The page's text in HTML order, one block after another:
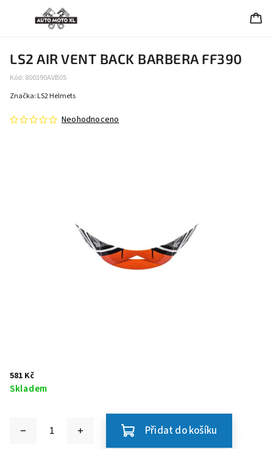
LS2 AIR VENT BACK BARBERA FF390
Kód: 800390AVB05
Neohodnoceno
Značka: LS2 Helmets
581 Kč
Skladem
Přidat do košíku